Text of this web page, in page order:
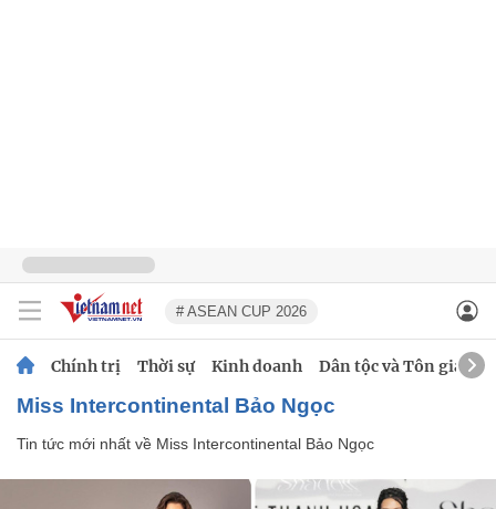
# ASEAN CUP 2026
Chính trị Thời sự Kinh doanh Dân tộc và Tôn giáo
Miss Intercontinental Bảo Ngọc
Tin tức mới nhất về Miss Intercontinental Bảo Ngọc